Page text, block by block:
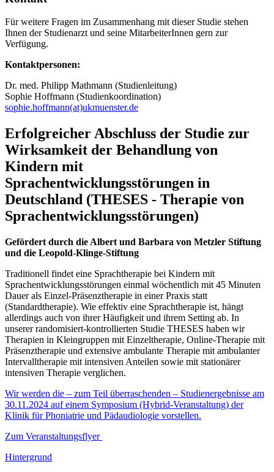
Für weitere Fragen im Zusammenhang mit dieser Studie stehen
Ihnen der Studienarzt und seine MitarbeiterInnen gern zur
Verfügung.
Kontaktpersonen:
Dr. med. Philipp Mathmann (Studienleitung)
Sophie Hoffmann (Studienkoordination)
sophie.hoffmann(at)ukmuenster.de
Erfolgreicher Abschluss der Studie zur
Wirksamkeit der Behandlung von
Kindern mit
Sprachentwicklungsstörungen in
Deutschland (THESES - Therapie von
Sprachentwicklungsstörungen)
Gefördert durch die Albert und Barbara von Metzler Stiftung
und die Leopold-Klinge-Stiftung
Traditionell findet eine Sprachtherapie bei Kindern mit
Sprachentwicklungsstörungen einmal wöchentlich mit 45 Minuten
Dauer als Einzel-Präsenztherapie in einer Praxis statt
(Standardtherapie). Wie effektiv eine Sprachtherapie ist, hängt
allerdings auch von ihrer Häufigkeit und ihrem Setting ab. In
unserer randomisiert-kontrollierten Studie THESES haben wir
Therapien in Kleingruppen mit Einzeltherapie, Online-Therapie mit
Präsenztherapie und extensive ambulante Therapie mit ambulanter
Intervalltherapie mit intensiven Anteilen sowie mit stationärer
intensiven Therapie verglichen.
Wir werden die – zum Teil überraschenden – Studienergebnisse am
30.11.2024 auf einem Symposium (Hybrid-Veranstaltung) der
Klinik für Phoniatrie und Pädaudiologie vorstellen.
Zum Veranstaltungsflyer
Hintergrund